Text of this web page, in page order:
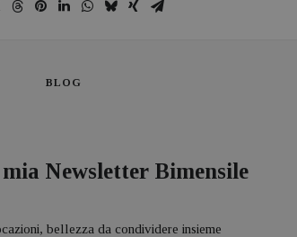
BLOG
Newsletter Bimensile
bellezza da condividere insieme